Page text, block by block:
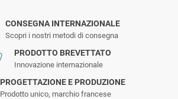
CONSEGNA INTERNAZIONALE
Scopri i nostri metodi di consegna
PRODOTTO BREVETTATO
Innovazione internazionale
PROGETTAZIONE E PRODUZIONE
Prodotto unico, marchio francese